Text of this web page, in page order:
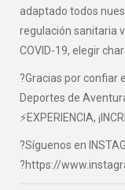
adaptado todos
regulación sanitaria
COVID-19, elegir
?Gracias por confiar
Deportes de
⚡EXPERIENCIA,
?Síguenos en
?https://